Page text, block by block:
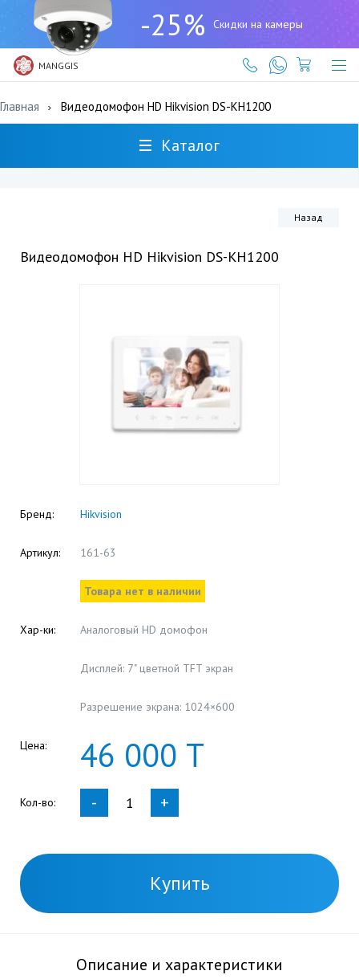
-25% Скидки на камеры
MANGGIS
(727)
317-
61-
61
Главная Видеодомофон HD Hikvision DS-KH1200
Каталог
Назад
Видеодомофон HD Hikvision DS-KH1200
Бренд: Hikvision
Артикул: 161-63
Товара нет в наличии
Хар-ки: Аналоговый HD домофон
Дисплей: 7" цветной TFT экран
Разрешение экрана: 1024×600
Цена: 46 000 Т
Кол-во: - +
Купить
Описание и характеристики